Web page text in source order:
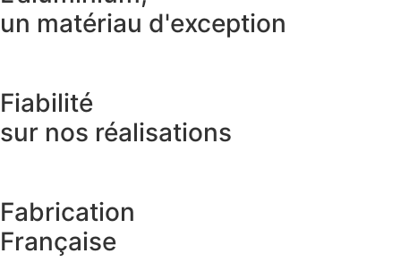
un matériau d'exception
Fiabilité
sur nos réalisations
Fabrication
Française